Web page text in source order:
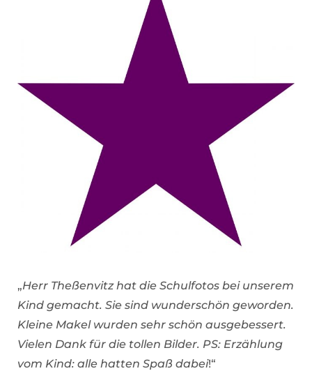
„Herr Theßenvitz hat die Schulfotos bei unserem
Kind gemacht. Sie sind wunderschön geworden.
Kleine Makel wurden sehr schön ausgebessert.
Vielen Dank für die tollen Bilder. PS: Erzählung
vom Kind: alle hatten Spaß dabei!“